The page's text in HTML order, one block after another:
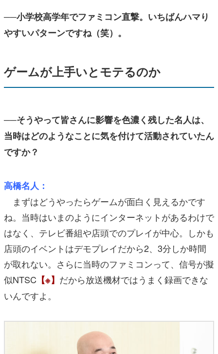
──小学校高学年でファミコン直撃。いちばんハマり
やすいパターンですね（笑）。
ゲームが上手いとモテるのか
──そうやって皆さんに影響を色濃く残した名人は、
当時はどのようなことに気を付けて活動されていたん
ですか？
高橋名人：
まずはどうやったらゲームが面白く見えるかです
ね。当時はいまのようにインターネットがあるわけで
はなく、テレビ番組や店頭でのプレイが中心。しかも
店頭のイベントはデモプレイだから2、3分しか時間
が取れない。さらに当時のファミコンって、信号が擬
似NTSC 【※】 だから放送機材ではうまく録画できな
いんですよ。